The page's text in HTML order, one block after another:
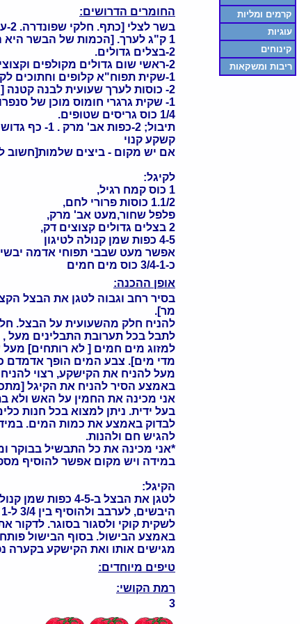
קרמים ומליות
עוגיות
קינוחים
ריבות ומשקאות
החומרים הדרושים:
בשר לצלי [כתף. חלקי שפונדרה. 2-עצמות מח] סה"כ
1 ק"ג לערך. [הכמות של הבשר היא העיקרית. שאר החלקים כתוספת.]
2-בצלים גדולים.
2-ראשי שום גדולים מקולפים וקצוצים
1-שקית תפוח"א קלופים וחתוכים לקוביות בינוניות
2- כוסות לערך שעועית לבנה קטנה [מושרת לילה קודם, להחליף את המים מדי פעם]
1- שקית גרגרי חומוס מוכן של סנפרוסט [מומלץ]
1/4 כוס גריסים שטופים.
תיבול; 2-כפות אב' מרק . 1- כף גדושה אב' בשר, פפריקה. פלפל שחור. מלח [הכל לפי הטעם]
קשקע קנוי
אם יש מקום - ביצים שלמות[חשוב
לקיגל:
1 כוס קמח רגיל,
1.1/2 כוסות פרורי לחם,
פלפל שחור,מעט אב' מרק,
2 בצלים גדולים קצוצים דק,
4-5 כפות שמן קנולה לטיגון
אפשר מעט שבבי תפוחי אדמה יבשים
כ-3/4-1 כוס מים חמים
אופן ההכנה:
בסיר רחב וגבוה לטגן את הבצל
מר].
להניח חלק מהשעועית על הבצל.
לתבל בכל תערובת התבלינים מעל
למזוג מים חמים [ לא רותחים]
מדי מים]. צבע המים הופך אדמדם
מעל להניח את הקישקע, רצוי להניח
באמצע הסיר להניח את הקיגל
אני מכינה את החמין על האש ולא
בעל ידית. ניתן למצוא בכל חנות
לבדוק באמצע את כמות המים. במידה והם הגיעו לגובה 3/4 מכמות
להגיש חם ולהנות.
*אני מכינה את כל התבשיל בבוקר ומשאירה
במידה ויש מקום אפשר להוסיף
הקיגל:
לטגן את הבצל
לשקית קוקי ולסגור בסוגר.
באמצע הבישול. בסוף הבישול
מגישים אותו ואת הקישקע בקערה
טיפים מיוחדים:
רמת הקושי:
3